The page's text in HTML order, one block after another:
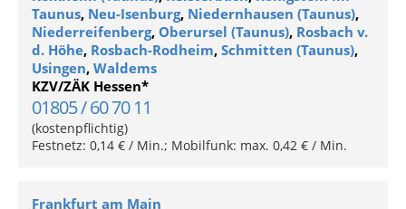
Taunus, Neu-Isenburg, Niedernhausen (Taunus),
Niederreifenberg, Oberursel (Taunus), Rosbach v.
d. Höhe, Rosbach-Rodheim, Schmitten (Taunus),
Usingen, Waldems
KZV/ZÄK Hessen*
01805 / 60 70 11
(kostenpflichtig)
Festnetz: 0,14 € / Min.; Mobilfunk: max. 0,42 € / Min.
Frankfurt am Main